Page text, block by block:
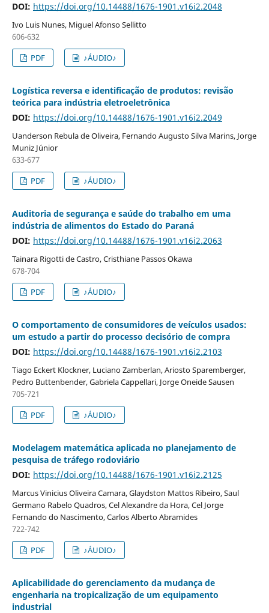
DOI: https://doi.org/10.14488/1676-1901.v16i2.2048
Ivo Luis Nunes, Miguel Afonso Sellitto
606-632
PDF
♪ÁUDIO♪
Logística reversa e identificação de produtos: revisão
teórica para indústria eletroeletrônica
DOI: https://doi.org/10.14488/1676-1901.v16i2.2049
Uanderson Rebula de Oliveira, Fernando Augusto Silva Marins, Jorge
Muniz Júnior
633-677
PDF
♪ÁUDIO♪
Auditoria de segurança e saúde do trabalho em uma
indústria de alimentos do Estado do Paraná
DOI: https://doi.org/10.14488/1676-1901.v16i2.2063
Tainara Rigotti de Castro, Cristhiane Passos Okawa
678-704
PDF
♪ÁUDIO♪
O comportamento de consumidores de veículos usados:
um estudo a partir do processo decisório de compra
DOI: https://doi.org/10.14488/1676-1901.v16i2.2103
Tiago Eckert Klockner, Luciano Zamberlan, Ariosto Sparemberger,
Pedro Buttenbender, Gabriela Cappellari, Jorge Oneide Sausen
705-721
PDF
♪ÁUDIO♪
Modelagem matemática aplicada no planejamento de
pesquisa de tráfego rodoviário
DOI: https://doi.org/10.14488/1676-1901.v16i2.2125
Marcus Vinicius Oliveira Camara, Glaydston Mattos Ribeiro, Saul
Germano Rabelo Quadros, Cel Alexandre da Hora, Cel Jorge
Fernando do Nascimento, Carlos Alberto Abramides
722-742
PDF
♪ÁUDIO♪
Aplicabilidade do gerenciamento da mudança de
engenharia na tropicalização de um equipamento
industrial